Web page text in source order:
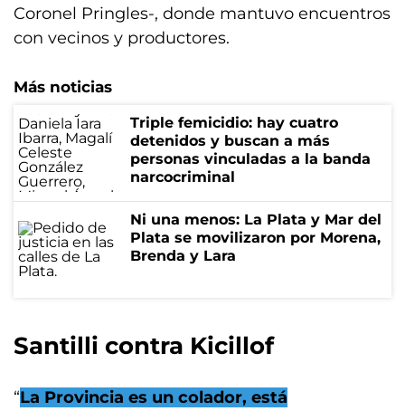
Coronel Pringles-, donde mantuvo encuentros
con vecinos y productores.
Más noticias
Triple femicidio: hay cuatro
detenidos y buscan a más
personas vinculadas a la banda
narcocriminal
Ni una menos: La Plata y Mar del
Plata se movilizaron por Morena,
Brenda y Lara
Santilli contra Kicillof
“La Provincia es un colador, está